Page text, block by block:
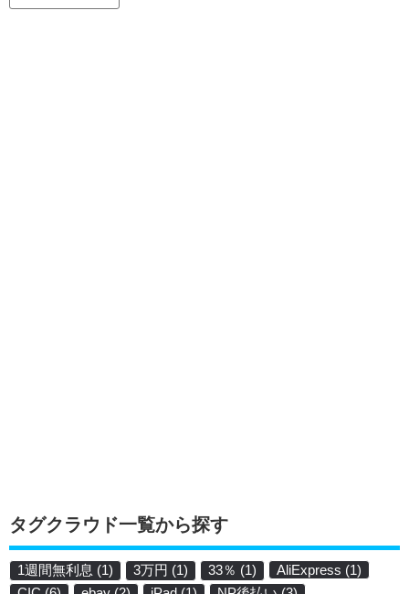
タグクラウド一覧から探す
1週間無利息 (1) 3万円 (1) 33％ (1) AliExpress (1)